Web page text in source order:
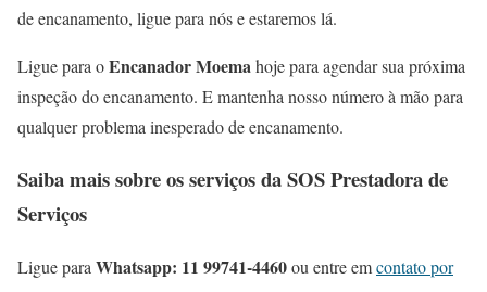
de encanamento, ligue para nós e estaremos lá.
Ligue para oEncanador Moemahoje para agendar sua próxima
inspeção do encanamento. E mantenha nosso número à mão para
qualquer problema inesperado de encanamento.
Saiba mais sobre os serviços da SOS Prestadora de
Serviços
Ligue para Whatsapp: 11 99741-4460ou entre emcontato por